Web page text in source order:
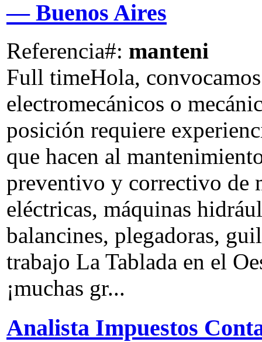
— Buenos Aires
Referencia#: manteni
Full timeHola,
electromecánicos o
posición requiere
que hacen al
preventivo y correctivo de
eléctricas, máquinas
balancines, plegadoras,
trabajo La Tablada en el
¡muchas gr...
Analista Impuestos